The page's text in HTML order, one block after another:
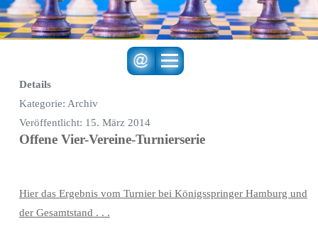
Details
Kategorie: Archiv
Veröffentlicht: 15. März 2014
Offene Vier-Vereine-Turnierserie
Hier das Ergebnis vom Turnier bei Königsspringer Hamburg und
der Gesamtstand . . .